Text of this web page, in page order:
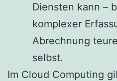
Diensten kann –
komplexer
Abrechnung
selbst.
Im Cloud Computing